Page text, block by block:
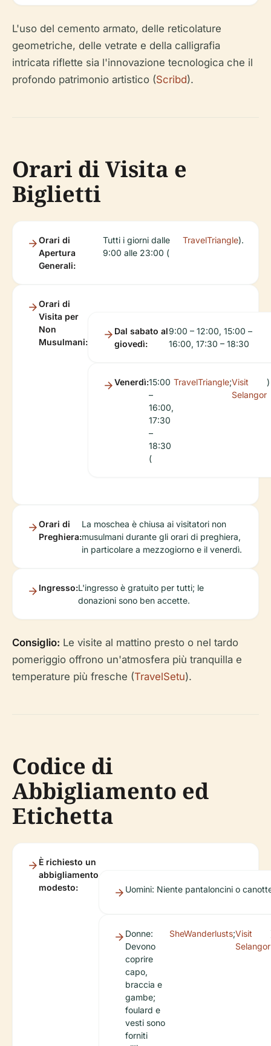
L'uso del cemento armato, delle reticolature
geometriche, delle vetrate e della calligrafia
intricata riflette sia l'innovazione tecnologica che il
profondo patrimonio artistico (Scribd).
Orari di Visita e
Biglietti
Orari di
Apertura
Generali:
Tutti i giorni dalle
9:00 alle 23:00 (
TravelTriangle).
Orari di
Visita per
Non
Musulmani:
Dal sabato al
giovedì:
9:00 – 12:00, 15:00 –
16:00, 17:30 – 18:30
Venerdì:15:00
–
16:00,
17:30
–
18:30
(
TravelTriangle;Visit
Selangor
)
Orari di
Preghiera:
La moschea è chiusa ai visitatori non
musulmani durante gli orari di preghiera,
in particolare a mezzogiorno e il venerdì.
Ingresso:L'ingresso è gratuito per tutti; le
donazioni sono ben accette.
Consiglio: Le visite al mattino presto o nel tardo
pomeriggio offrono un'atmosfera più tranquilla e
temperature più fresche (TravelSetu).
Codice di
Abbigliamento ed
Etichetta
È richiesto un
abbigliamento
modesto:
Uomini: Niente pantaloncini o
Donne:
Devono
coprire
capo,
braccia e
gambe;
foulard e
vesti sono
forniti
SheWanderlusts;Visit
Selangor